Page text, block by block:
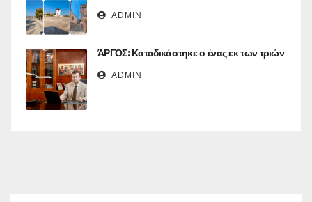
ADMIN
ΆΡΓΟΣ: Καταδικάστηκε ο ένας εκ των τριών
ADMIN